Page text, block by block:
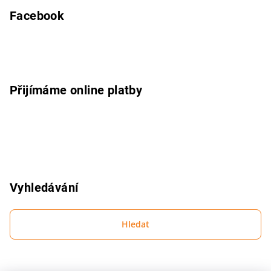
Facebook
Přijímáme online platby
Vyhledávání
Hledat